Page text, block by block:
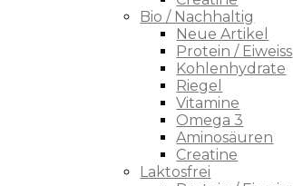
Bio / Nachhaltig
Neue Artikel
Protein / Eiweiss
Kohlenhydrate
Riegel
Vitamine
Omega 3
Aminosäuren
Creatine
Laktosfrei